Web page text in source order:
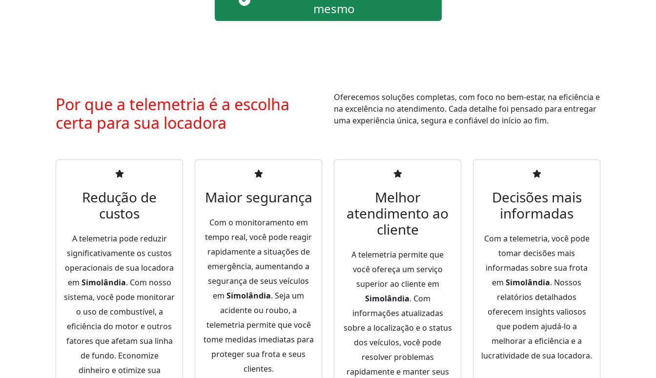
mesmo
Por que a telemetria é a escolha
certa para sua locadora
Oferecemos soluções completas, com foco no bem-estar, na eficiência e
na excelência no atendimento. Cada detalhe foi pensado para entregar
uma experiência única, segura e confiável do início ao fim.
Redução de
custos
A telemetria pode reduzir
significativamente os custos
operacionais de sua locadora
em Simolândia. Com nosso
sistema, você pode monitorar
o uso de combustível, a
eficiência do motor e outros
fatores que afetam sua linha
de fundo. Economize
dinheiro e otimize sua
Maior segurança
Com o monitoramento em
tempo real, você pode reagir
rapidamente a situações de
emergência, aumentando a
segurança de seus veículos
em Simolândia. Seja um
acidente ou roubo, a
telemetria permite que você
tome medidas imediatas para
proteger sua frota e seus
clientes.
Melhor
atendimento ao
cliente
A telemetria permite que
você ofereça um serviço
superior ao cliente em
Simolândia. Com
informações atualizadas
sobre a localização e o status
dos veículos, você pode
resolver problemas
rapidamente e manter seus
Decisões mais
informadas
Com a telemetria, você pode
tomar decisões mais
informadas sobre sua frota
em Simolândia. Nossos
relatórios detalhados
oferecem insights valiosos
que podem ajudá-lo a
melhorar a eficiência e a
lucratividade de sua locadora.